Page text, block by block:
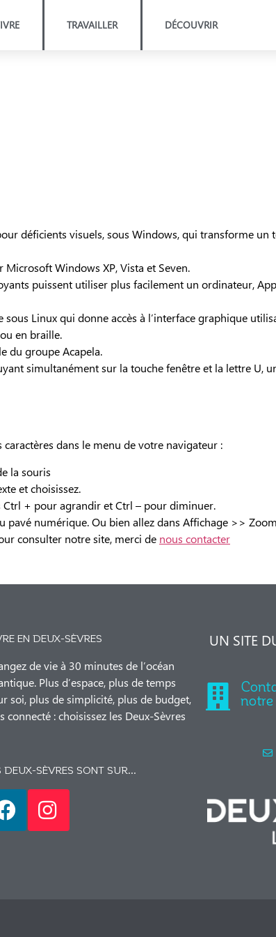
TRAVAILLER DÉCOUVRIR
déficients visuels, sous Windows, qui transforme un
Windows XP, Vista et Seven.
puissent utiliser plus facilement un ordinateur,
Linux qui donne accès à l’interface graphique
en braille.
du groupe Acapela.
simultanément sur la touche fenêtre et la lettre U,
dans le menu de votre navigateur :
la souris
et choisissez.
Ctrl + pour agrandir et Ctrl – pour diminuer.
pavé numérique. Ou bien allez dans Affichage >>
consulter notre site, merci de nous contacter
EN DEUX-SÈVRES
de vie à 30 minutes de l’océan
Plus d’espace, plus de temps
soi, plus de simplicité, plus de budget,
connecté : choisissez les Deux-Sèvres
DEUX-SÈVRES SONT SUR...
UN SITE